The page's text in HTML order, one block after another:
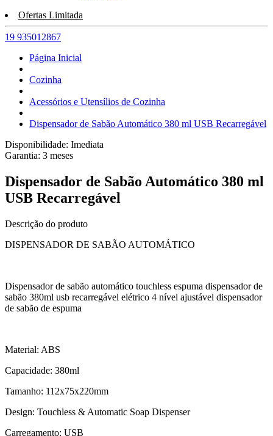
Ofertas Limitada
19 935012867
Página Inicial
Cozinha
Acessórios e Utensílios de Cozinha
Dispensador de Sabão Automático 380 ml USB Recarregável
Disponibilidade: Imediata
Garantia: 3 meses
Dispensador de Sabão Automático 380 ml
USB Recarregável
Descrição do produto
DISPENSADOR DE SABÃO AUTOMÁTICO
Dispensador de sabão automático touchless espuma dispensador de
sabão 380ml usb recarregável elétrico 4 nível ajustável dispensador
de sabão de espuma
Material: ABS
Capacidade: 380ml
Tamanho: 112x75x220mm
Design: Touchless & Automatic Soap Dispenser
Carregamento: USB